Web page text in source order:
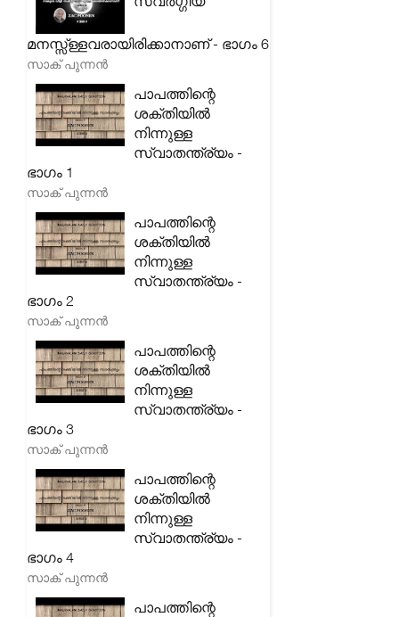
മനസ്സ്ള്ളവരായിരിക്കാനാണ് - ഭാഗം 6
സാക് പുന്നൻ
പാപത്തിന്റെ
ശക്തിയിൽ
നിന്നുള്ള
സ്വാതന്ത്ര്യം -
ഭാഗം 1
സാക് പുന്നൻ
പാപത്തിന്റെ
ശക്തിയിൽ
നിന്നുള്ള
സ്വാതന്ത്ര്യം -
ഭാഗം 2
സാക് പുന്നൻ
പാപത്തിന്റെ
ശക്തിയിൽ
നിന്നുള്ള
സ്വാതന്ത്ര്യം -
ഭാഗം 3
സാക് പുന്നൻ
പാപത്തിന്റെ
ശക്തിയിൽ
നിന്നുള്ള
സ്വാതന്ത്ര്യം -
ഭാഗം 4
സാക് പുന്നൻ
പാപത്തിന്റെ